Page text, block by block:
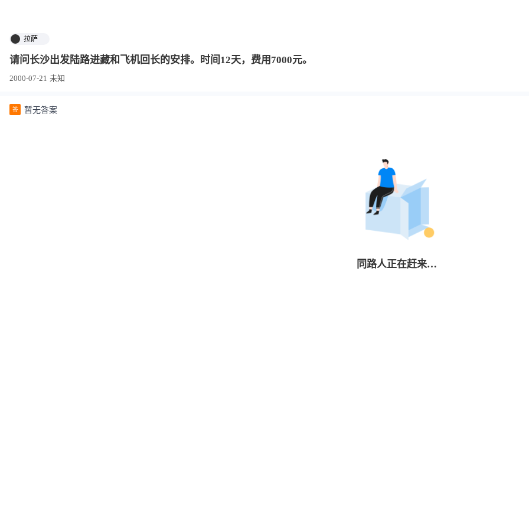
拉萨
请问长沙出发陆路进藏和飞机回长的安排。时间12天，费用7000元。
2000-07-21 未知
答 暂无答案
同路人正在赶来…